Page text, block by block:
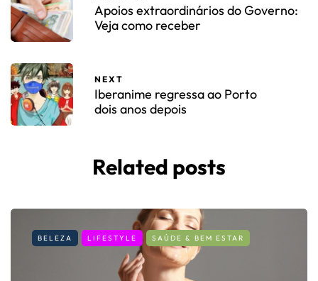
Apoios extraordinários do Governo:
Veja como receber
NEXT
Iberanime regressa ao Porto
dois anos depois
Related posts
BELEZA LIFESTYLE SAÚDE & BEM ESTAR